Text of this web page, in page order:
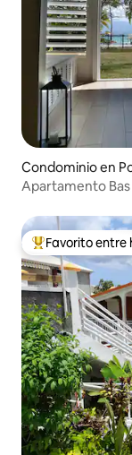
Condominio en
Apartamento Bas
De los mejores
Favorito entre